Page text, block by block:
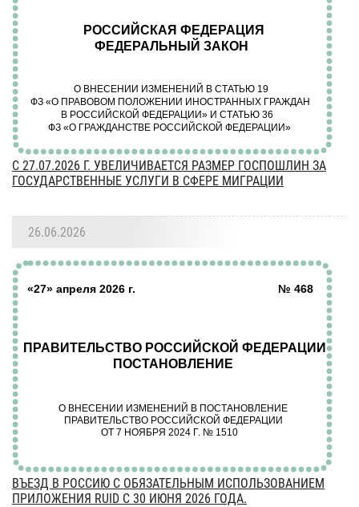
C 27.07.2026 Г. УВЕЛИЧИВАЕТСЯ РАЗМЕР ГОСПОШЛИН ЗА
ГОСУДАРСТВЕННЫЕ УСЛУГИ В СФЕРЕ МИГРАЦИИ
26.06.2026
ВЪЕЗД В РОССИЮ С ОБЯЗАТЕЛЬНЫМ ИСПОЛЬЗОВАНИЕМ
ПРИЛОЖЕНИЯ RUID С 30 ИЮНЯ 2026 ГОДА.